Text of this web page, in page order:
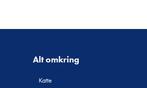
Alt omkring
Katte